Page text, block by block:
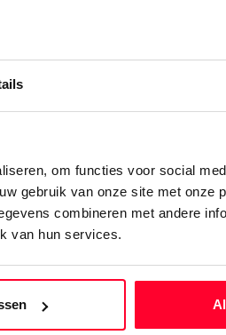
om functies voor social
gebruik van onze site met onze
combineren met andere
van hun services.
terug te brengen
weer terug op jouw gewenste